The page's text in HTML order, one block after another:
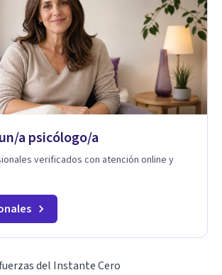
a psicólogo/a
verificados con atención online y
del Instante Cero